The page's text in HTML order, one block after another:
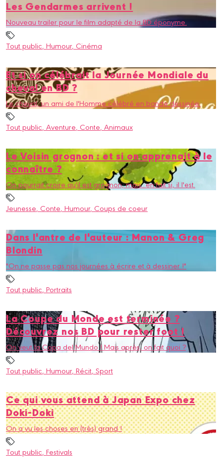
Les Gendarmes arrivent !
Nouveau trailer pour le film adapté de la BD éponyme.
Tout public, Humour, Cinéma
Et si on célébrait la Journée Mondiale du
cheval en BD ?
Le cheval, un ami de l'Homme célébré en bande dessinée.
Tout public, Aventure, Conte, Animaux
Le Voisin grognon : et si on apprenait à le
connaître ?
On pourrait croire qu'il est grognon, mais...en fait si, il l'est.
Jeunesse, Conte, Humour, Coups de coeur
Dans l'antre de l'auteur : Manon & Greg
Blondin
"On ne passe pas nos journées à écrire et à dessiner !"
Tout public, Portraits
La Coupe du Monde est terminée ?
Découvrez nos BD pour rester foot !
On veut la Copa del Mundo ! Mais après, on fait quoi ?
Tout public, Humour, Récit, Sport
Ce qui vous attend à Japan Expo chez
Doki-Doki
On a vu les choses en (très) grand !
Tout public, Festivals